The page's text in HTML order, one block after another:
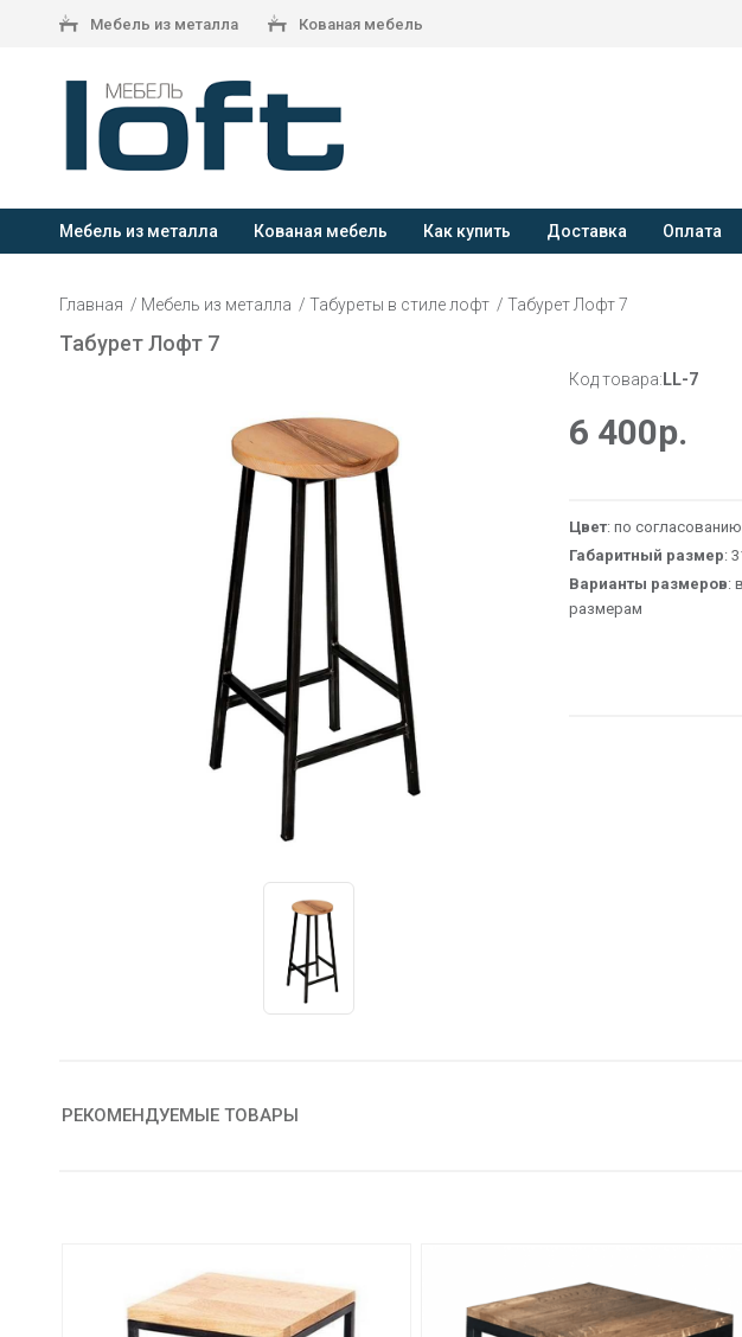
Мебель из металла Кованая мебель
Мебель из металла Кованая мебель Как купить Доставка Оплата
Главная Мебель из металла Табуреты в стиле лофт Табурет Лофт 7
Табурет Лофт 7
Код товара: LL-7
6 400р.
Цвет: по согласованию
Габаритный размер:
Варианты размеров:
размерам
РЕКОМЕНДУЕМЫЕ ТОВАРЫ